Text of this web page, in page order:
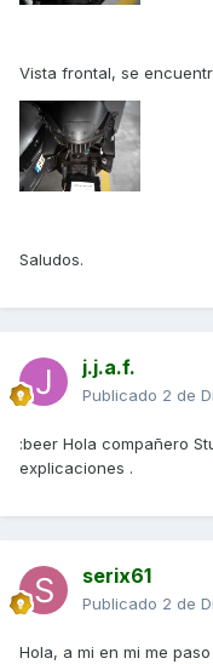
Vista frontal, se
Saludos.
j.j.a.f.
Publicado 2 de
:beer Hola compañero
explicaciones .
serix61
Publicado 2 de
Hola, a mi en mi me